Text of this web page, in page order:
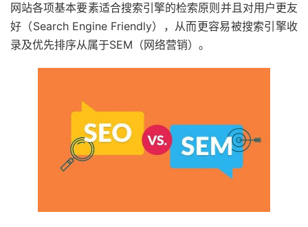
网站各项基本要素适合搜索引擎的检索原则并且对用户更友
好（Search Engine Friendly），从而更容易被搜索引擎收
录及优先排序从属于SEM（网络营销）。